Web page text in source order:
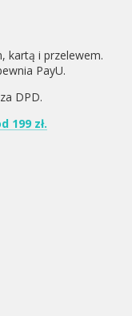
kartą i przelewem.
PayU.
DPD.
199 zł.